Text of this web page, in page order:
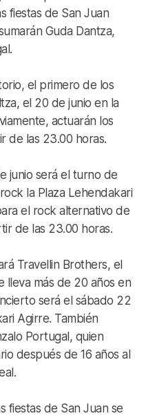
fiestas de San Juan
Guda Dantza,
el primero de los
el 20 de junio en la
actuarán los
de las 23.00 horas.
junio será el turno de
la Plaza Lehendakari
el rock alternativo de
de las 23.00 horas.
Travellin Brothers, el
lleva más de 20 años en
será el sábado 22
Agirre. También
Portugal, quien
después de 16 años al
fiestas de San Juan se